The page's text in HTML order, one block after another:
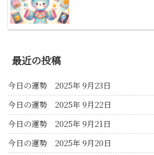
最近の投稿
今日の運勢 2025年 9月23日
今日の運勢 2025年 9月22日
今日の運勢 2025年 9月21日
今日の運勢 2025年 9月20日